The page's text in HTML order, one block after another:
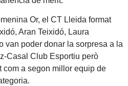
Or, el CT Lleida format
Aran Teixidó, Laura
van poder donar la sorpresa a la
Casal Club Esportiu però
com a segon millor equip de